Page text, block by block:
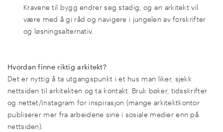
Kravene til bygg endrer seg stadig, og en arkitekt vil
være med å gi råd og navigere i jungelen av forskrifter
og løsningsalternativ.
Hvordan finne riktig arkitekt?
Det er nyttig å ta utgangspunkt i et hus man liker, sjekk
nettsiden til arkitekten og ta kontakt. Bruk bøker, tidsskrifter
og nettet/Instagram for inspirasjon (mange arkitektkontor
publiserer mer fra arbeidene sine i sosiale medier enn på
nettsiden).